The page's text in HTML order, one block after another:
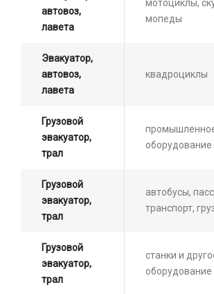
автовоз,
лавета
мотоциклы,
мопеды
Эвакуатор,
автовоз,
лавета
квадроциклы
Грузовой
эвакуатор,
трал
оборудование
Грузовой
эвакуатор,
трал
автобусы,
транспорт,
Грузовой
эвакуатор,
трал
станки и
оборудование